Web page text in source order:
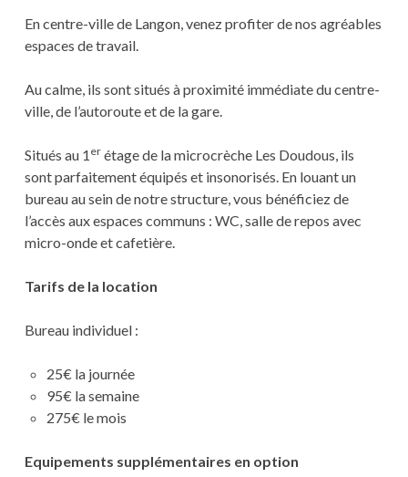
En centre-ville de Langon, venez profiter de nos agréables
espaces de travail.
Au calme, ils sont situés à proximité immédiate du centre-
ville, de l’autoroute et de la gare.
Situés au 1 erétage de la microcrèche Les Doudous, ils
sont parfaitement équipés et insonorisés. En louant un
bureau au sein de notre structure, vous bénéficiez de
l’accès aux espaces communs : WC, salle de repos avec
micro-onde et cafetière.
Tarifs de la location
Bureau individuel :
25€ la journée
95€ la semaine
275€ le mois
Equipements supplémentaires en option